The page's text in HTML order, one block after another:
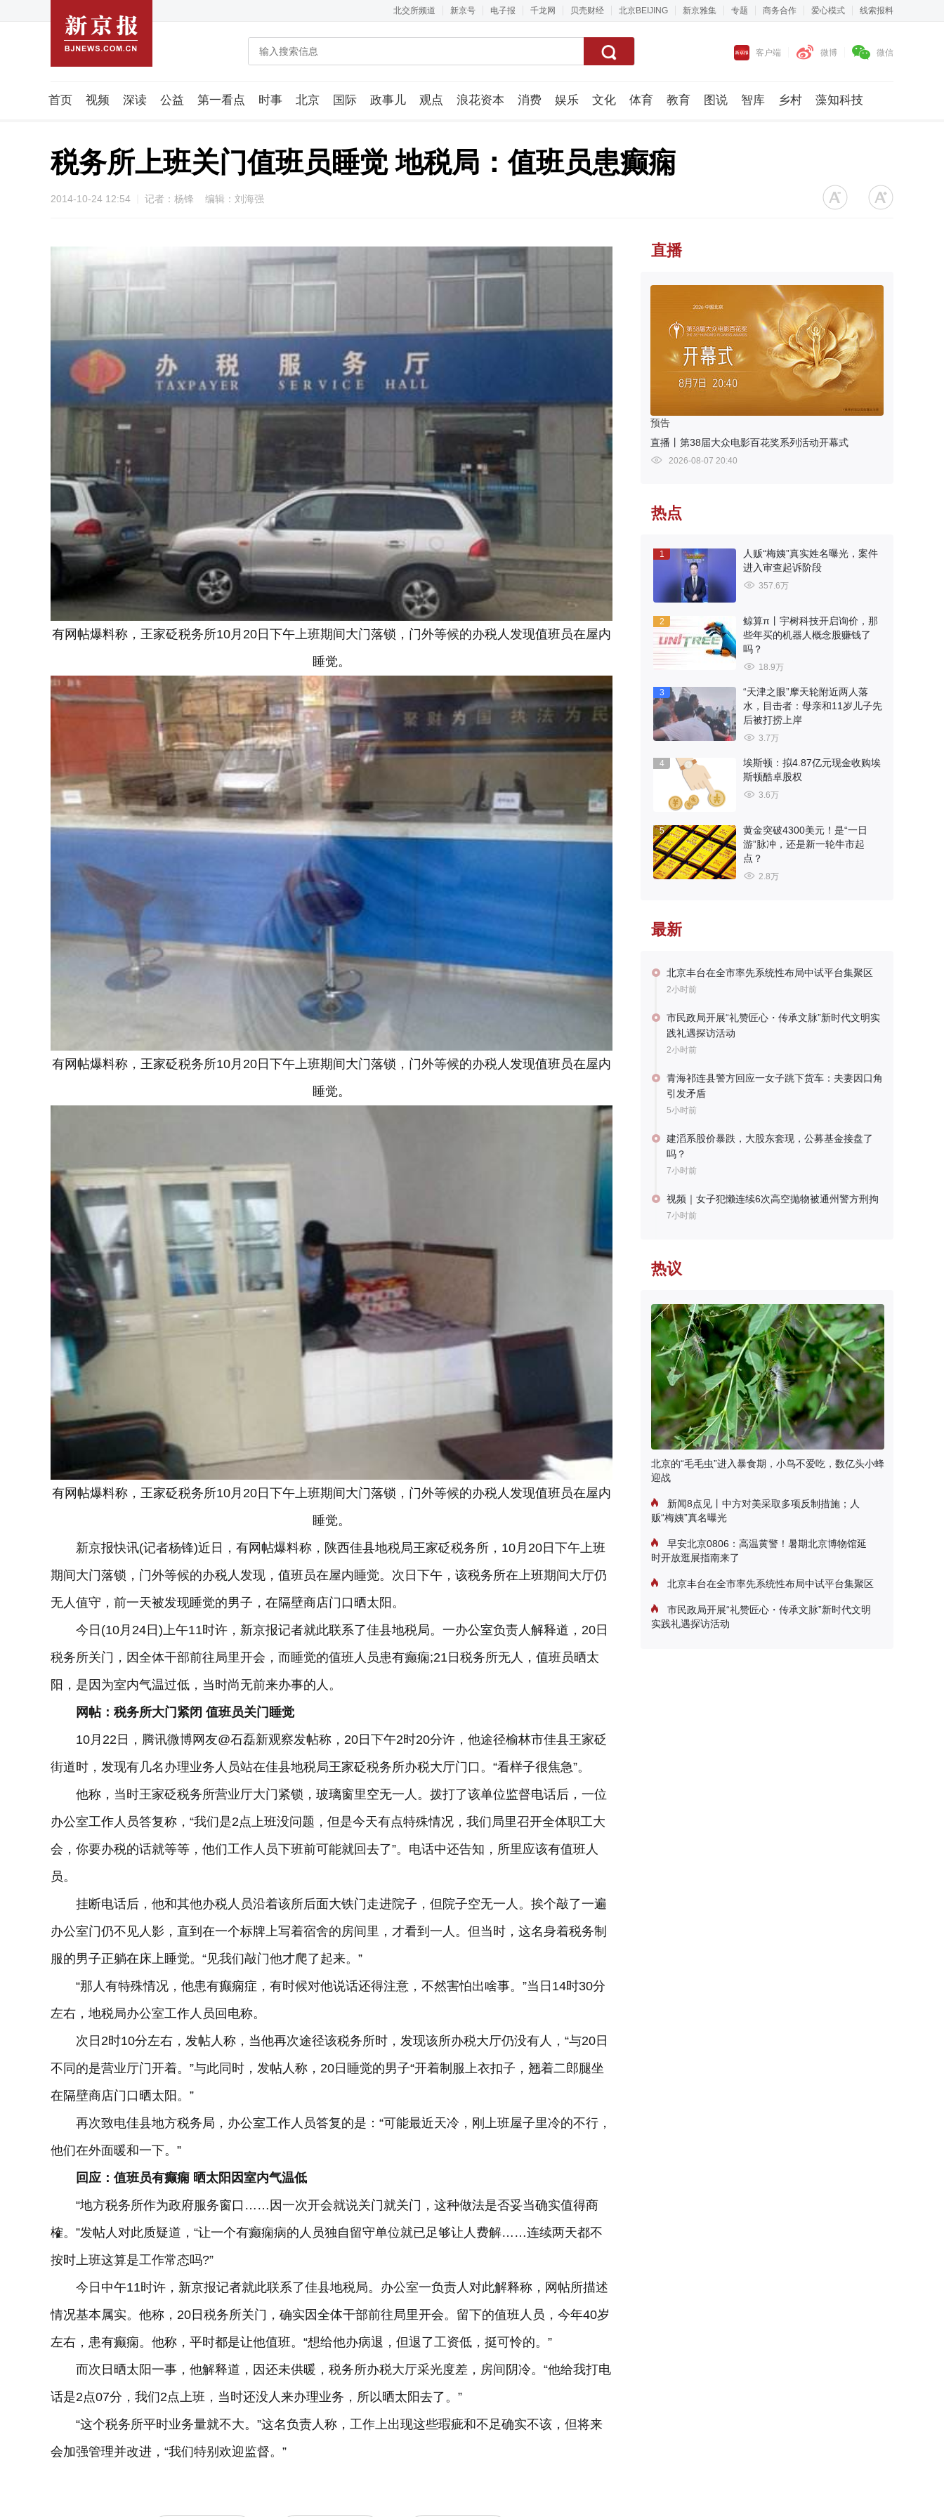
北交所频道 新京号 电子报 千龙网 贝壳财经 北京BEIJING 新京雅集 专题 商务合作 爱心模式 线索报料
客户端 微博 微信
首页 视频 深读 公益 第一看点 时事 北京 国际 政事儿 观点 浪花资本 消费 娱乐 文化 体育 教育 图说 智库 乡村 藻知科技
税务所上班关门值班员睡觉 地税局：值班员患癫痫
2014-10-24 12:54 记者：杨锋 编辑：刘海强
有网帖爆料称，王家砭税务所10月20日下午上班期间大门落锁，门外等候的办税人发现值班员在屋内
睡觉。
有网帖爆料称，王家砭税务所10月20日下午上班期间大门落锁，门外等候的办税人发现值班员在屋内
睡觉。
有网帖爆料称，王家砭税务所10月20日下午上班期间大门落锁，门外等候的办税人发现值班员在屋内
睡觉。
新京报快讯(记者杨锋)近日，有网帖爆料称，陕西佳县地税局王家砭税务所，10月20日下午上班
期间大门落锁，门外等候的办税人发现，值班员在屋内睡觉。次日下午，该税务所在上班期间大厅仍
无人值守，前一天被发现睡觉的男子，在隔壁商店门口晒太阳。
今日(10月24日)上午11时许，新京报记者就此联系了佳县地税局。一办公室负责人解释道，20日
税务所关门，因全体干部前往局里开会，而睡觉的值班人员患有癫痫;21日税务所无人，值班员晒太
阳，是因为室内气温过低，当时尚无前来办事的人。
网帖：税务所大门紧闭 值班员关门睡觉
10月22日，腾讯微博网友@石磊新观察发帖称，20日下午2时20分许，他途径榆林市佳县王家砭
街道时，发现有几名办理业务人员站在佳县地税局王家砭税务所办税大厅门口。“看样子很焦急”。
他称，当时王家砭税务所营业厅大门紧锁，玻璃窗里空无一人。拨打了该单位监督电话后，一位
办公室工作人员答复称，“我们是2点上班没问题，但是今天有点特殊情况，我们局里召开全体职工大
会，你要办税的话就等等，他们工作人员下班前可能就回去了”。电话中还告知，所里应该有值班人
员。
挂断电话后，他和其他办税人员沿着该所后面大铁门走进院子，但院子空无一人。挨个敲了一遍
办公室门仍不见人影，直到在一个标牌上写着宿舍的房间里，才看到一人。但当时，这名身着税务制
服的男子正躺在床上睡觉。“见我们敲门他才爬了起来。”
“那人有特殊情况，他患有癫痫症，有时候对他说话还得注意，不然害怕出啥事。”当日14时30分
左右，地税局办公室工作人员回电称。
次日2时10分左右，发帖人称，当他再次途径该税务所时，发现该所办税大厅仍没有人，“与20日
不同的是营业厅门开着。”与此同时，发帖人称，20日睡觉的男子“开着制服上衣扣子，翘着二郎腿坐
在隔壁商店门口晒太阳。”
再次致电佳县地方税务局，办公室工作人员答复的是：“可能最近天冷，刚上班屋子里冷的不行，
他们在外面暖和一下。”
回应：值班员有癫痫 晒太阳因室内气温低
“地方税务所作为政府服务窗口……因一次开会就说关门就关门，这种做法是否妥当确实值得商
榷。”发帖人对此质疑道，“让一个有癫痫病的人员独自留守单位就已足够让人费解……连续两天都不
按时上班这算是工作常态吗?”
今日中午11时许，新京报记者就此联系了佳县地税局。办公室一负责人对此解释称，网帖所描述
情况基本属实。他称，20日税务所关门，确实因全体干部前往局里开会。留下的值班人员，今年40岁
左右，患有癫痫。他称，平时都是让他值班。“想给他办病退，但退了工资低，挺可怜的。”
而次日晒太阳一事，他解释道，因还未供暖，税务所办税大厅采光度差，房间阴冷。“他给我打电
话是2点07分，我们2点上班，当时还没人来办理业务，所以晒太阳去了。”
“这个税务所平时业务量就不大。”这名负责人称，工作上出现这些瑕疵和不足确实不该，但将来
会加强管理并改进，“我们特别欢迎监督。”
直播
预告
直播丨第38届大众电影百花奖系列活动开幕式
2026-08-07 20:40
热点
1
人贩“梅姨”真实姓名曝光，案件
进入审查起诉阶段
357.6万
2
鲸算π丨宇树科技开启询价，那
些年买的机器人概念股赚钱了
吗？
18.9万
3
“天津之眼”摩天轮附近两人落
水，目击者：母亲和11岁儿子先
后被打捞上岸
3.7万
4
埃斯顿：拟4.87亿元现金收购埃
斯顿酷卓股权
3.6万
5
黄金突破4300美元！是“一日
游”脉冲，还是新一轮牛市起
点？
2.8万
最新
北京丰台在全市率先系统性布局中试平台集聚区
2小时前
市民政局开展“礼赞匠心・传承文脉”新时代文明实
践礼遇探访活动
2小时前
青海祁连县警方回应一女子跳下货车：夫妻因口角
引发矛盾
5小时前
建滔系股价暴跌，大股东套现，公募基金接盘了
吗？
7小时前
视频｜女子犯懒连续6次高空抛物被通州警方刑拘
7小时前
热议
北京的“毛毛虫”进入暴食期，小鸟不爱吃，数亿头小蜂
迎战
新闻8点见丨中方对美采取多项反制措施；人
贩“梅姨”真名曝光
早安北京0806：高温黄警！暑期北京博物馆延
时开放逛展指南来了
北京丰台在全市率先系统性布局中试平台集聚区
市民政局开展“礼赞匠心・传承文脉”新时代文明
实践礼遇探访活动